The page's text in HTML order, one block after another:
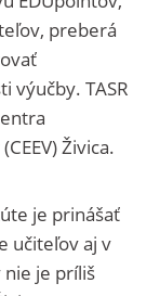
preberá
výučby. TASR
Živica.
je prinášať
učiteľov aj v
nie je príliš